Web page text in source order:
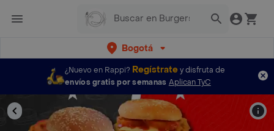
Bogotá
¿Nuevo en Rappi? Regístratey disfruta de
envíos gratis por semanas Aplican TyC